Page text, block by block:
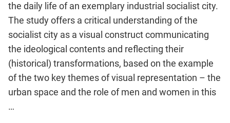
the daily life of an exemplary industrial socialist city.
The study offers a critical understanding of the
socialist city as a visual construct communicating
the ideological contents and reflecting their
(historical) transformations, based on the example
of the two key themes of visual representation – the
urban space and the role of men and women in this
…